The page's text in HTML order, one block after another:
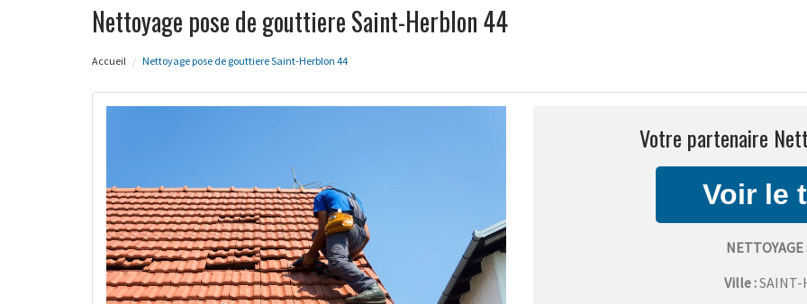
Nettoyage pose de gouttiere Saint-Herblon 44
Accueil Nettoyage pose de gouttiere Saint-Herblon 44
Votre partenaire
Ville :SAINT-